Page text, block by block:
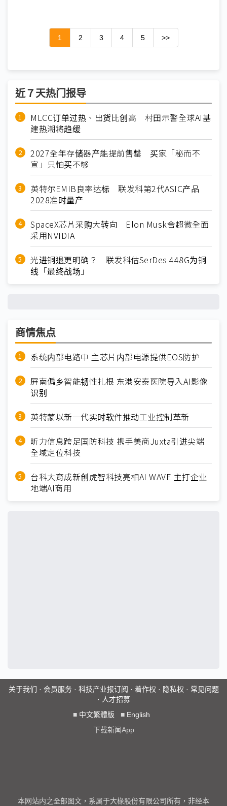
1 2 3 4 5 >>
近７天热门报导
MLCC订单过热、出货比创高 村田示警全球AI基
建热潮将趋缓
2027全年存储器产能提前售罄 买家「秘而不
宣」只怕买不够
英特尔EMIB良率达标 联发科第2代ASIC产品
2028准时量产
SpaceX芯片采购大转向 Elon Musk舍超微全面
采用NVIDIA
光进铜退更明确？ 联发科估SerDes 448G为铜
线「最终战场」
商情焦点
系统内部电路中 主芯片内部电源提供EOS防护
屏南偏乡智能韧性扎根 东港安泰医院导入AI影像
识别
英特蒙以新一代实时软件推动工业控制革新
昕力信息跨足国防科技 携手美商Juxta引进尖端
全域定位科技
台科大育成新创虎智科技亮相AI WAVE 主打企业
地端AI商用
关于我们 · 会员服务· 科技产业报订阅 · 着作权 · 隐私权 · 常见问题
· 人才招募
■ 中文繁體版 ■ English
下载新闻App
本网站内之全部图文，系属于大椽股份有限公司所有，非经本